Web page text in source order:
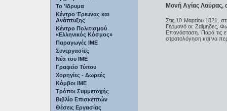
Το 'Ιδρυμα
Κέντρο Έρευνας και
Ανάπτυξης
Κέντρο Πολιτισμού
«Ελληνικός Κόσμος»
Παραγωγές IME
Συνεργασίες
Νέα του ΙΜΕ
Γραφείο Τύπου
Χορηγίες - Δωρεές
Κόμβοι ΙΜΕ
Τρόποι Συμμετοχής
Βιβλίο Επισκεπτών
Θέσεις Εργασίας
Μονή Αγίας Λαύρας,
Στις 10 Μαρτίου 1821,
Γερμανό οι: Ζαΐμηδες,
Επανάσταση. Παρά τις
στρατολόγηση και να